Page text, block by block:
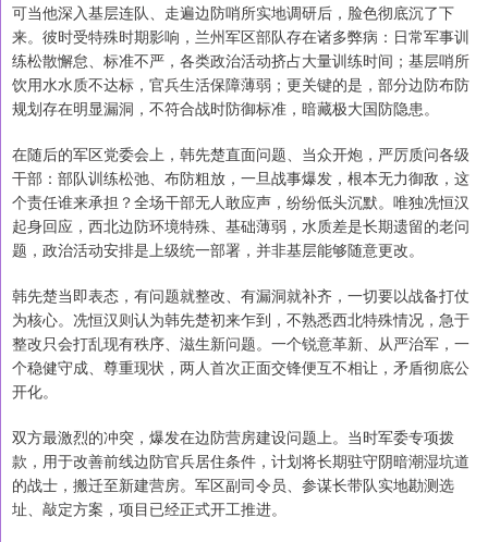
可当他深入基层连队、走遍边防哨所实地调研后，脸色彻底沉了下
来。彼时受特殊时期影响，兰州军区部队存在诸多弊病：日常军事训
练松散懈怠、标准不严，各类政治活动挤占大量训练时间；基层哨所
饮用水水质不达标，官兵生活保障薄弱；更关键的是，部分边防布防
规划存在明显漏洞，不符合战时防御标准，暗藏极大国防隐患。
在随后的军区党委会上，韩先楚直面问题、当众开炮，严厉质问各级
干部：部队训练松弛、布防粗放，一旦战事爆发，根本无力御敌，这
个责任谁来承担？全场干部无人敢应声，纷纷低头沉默。唯独冼恒汉
起身回应，西北边防环境特殊、基础薄弱，水质差是长期遗留的老问
题，政治活动安排是上级统一部署，并非基层能够随意更改。
韩先楚当即表态，有问题就整改、有漏洞就补齐，一切要以战备打仗
为核心。冼恒汉则认为韩先楚初来乍到，不熟悉西北特殊情况，急于
整改只会打乱现有秩序、滋生新问题。一个锐意革新、从严治军，一
个稳健守成、尊重现状，两人首次正面交锋便互不相让，矛盾彻底公
开化。
双方最激烈的冲突，爆发在边防营房建设问题上。当时军委专项拨
款，用于改善前线边防官兵居住条件，计划将长期驻守阴暗潮湿坑道
的战士，搬迁至新建营房。军区副司令员、参谋长带队实地勘测选
址、敲定方案，项目已经正式开工推进。